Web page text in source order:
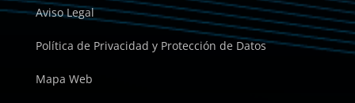
Aviso Legal
Política de Privacidad y Protección de Datos
Mapa Web